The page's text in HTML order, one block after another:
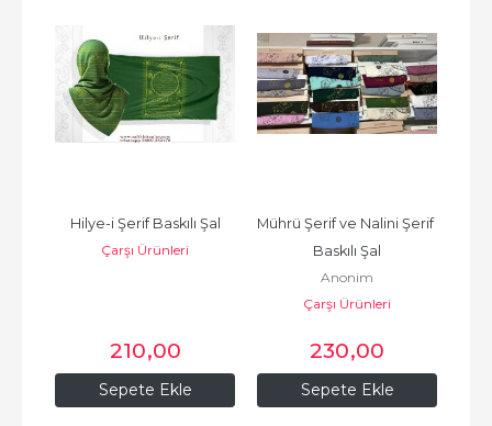
Sepete Ekle
Hilye-i Şerif Baskılı Şal
Çarşı Ürünleri
210,00
Sepete Ekle
Mührü Şerif ve Nalini Şerif
Baskılı Şal
Anonim
Çarşı Ürünleri
230,00